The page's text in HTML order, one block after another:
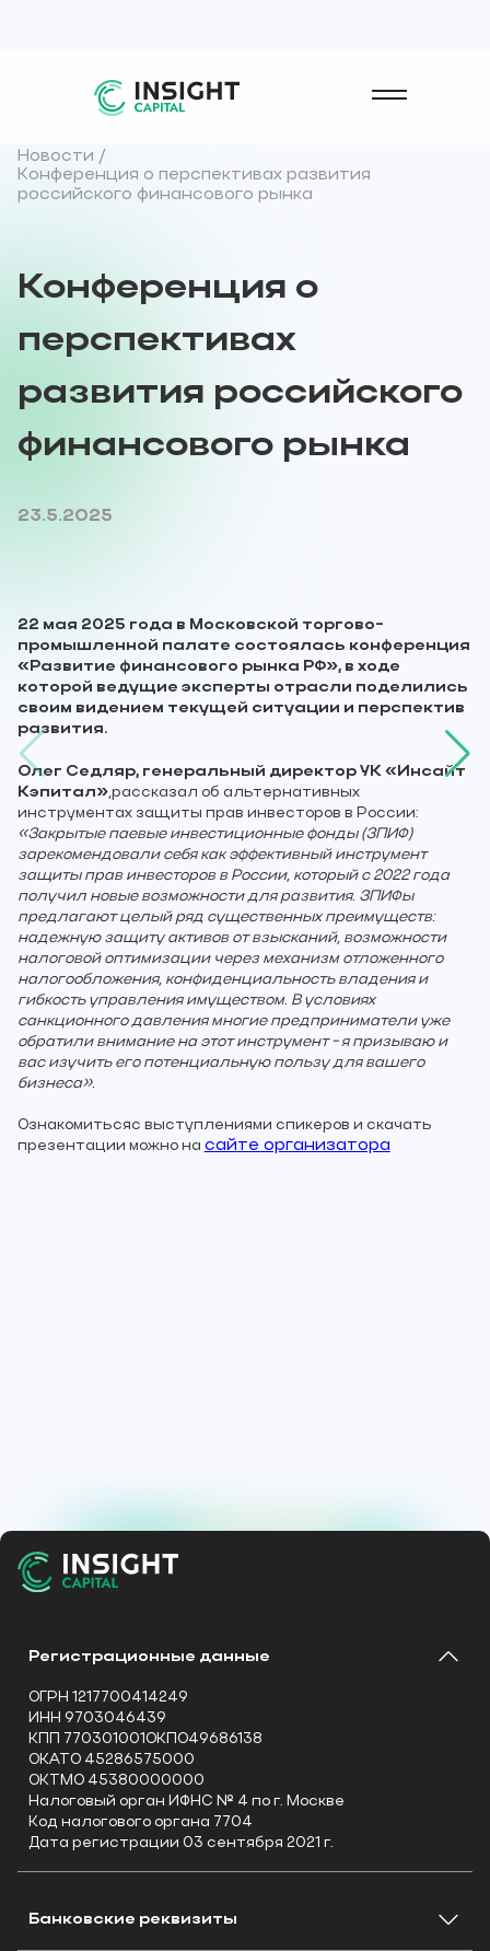
Новости /
Конференция о перспективах развития
российского финансового рынка
Конференция о
перспективах
развития российского
финансового рынка
23.5.2025
22 мая 2025 года в Московской торгово-
промышленной палате состоялась конференция
«Развитие финансового рынка РФ», в ходе
которой ведущие эксперты отрасли поделились
своим видением текущей ситуации и перспектив
развития.
Олег Седляр, генеральный директор УК «Инсайт
Кэпитал»,рассказал об альтернативных
инструментах защиты прав инвесторов в России:
«Закрытые паевые инвестиционные фонды (ЗПИФ)
зарекомендовали себя как эффективный инструмент
защиты прав инвесторов в России, который с 2022 года
получил новые возможности для развития. ЗПИФы
предлагают целый ряд существенных преимуществ:
надежную защиту активов от взысканий, возможности
налоговой оптимизации через механизм отложенного
налогообложения, конфиденциальность владения и
гибкость управления имуществом. В условиях
санкционного давления многие предприниматели уже
обратили внимание на этот инструмент - я призываю и
вас изучить его потенциальную пользу для вашего
бизнеса».
Ознакомитьсяс выступлениями спикеров и скачать
презентации можно на сайте организатора
Регистрационные данные
ОГРН 1217700414249
ИНН 9703046439
КПП 770301001ОКПО49686138
ОКАТО 45286575000
ОКТМО 45380000000
Налоговый орган ИФНС № 4 по г. Москве
Код налогового органа 7704
Дата регистрации 03 сентября 2021 г.
Банковские реквизиты